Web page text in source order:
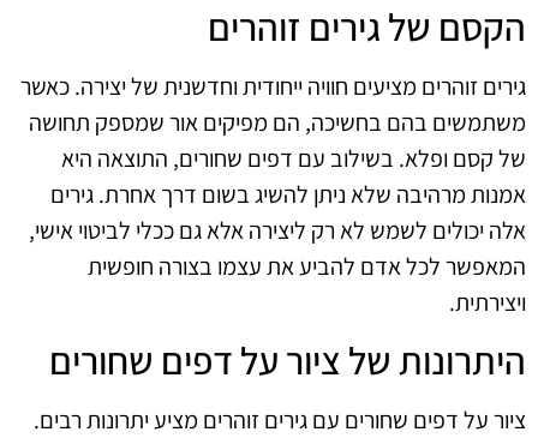
הקסם של גירים זוהרים
גירים זוהרים מציעים חוויה ייחודית וחדשנית של יצירה. כאשר
משתמשים בהם בחשיכה, הם מפיקים אור שמספק תחושה
של קסם ופלא. בשילוב עם דפים שחורים, התוצאה היא
אמנות מרהיבה שלא ניתן להשיג בשום דרך אחרת. גירים
אלה יכולים לשמש לא רק ליצירה אלא גם ככלי לביטוי אישי,
המאפשר לכל אדם להביע את עצמו בצורה חופשית
ויצירתית.
היתרונות של ציור על דפים שחורים
ציור על דפים שחורים עם גירים זוהרים מציע יתרונות רבים.